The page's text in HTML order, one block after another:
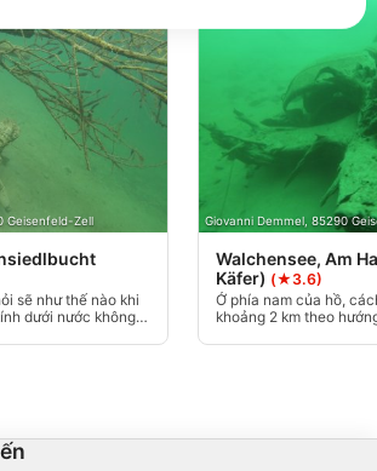
Geisenfeld-Zell
sẽ như thế nào khi
dưới nước không?
các mảnh vụn khác
Giovanni Demmel, 85290
Walchensee, Am
Käfer) (★3.6)
Ở phía nam của hồ,
khoảng 2 km theo
đậu xe lớn. Ở độ sâu 10
information on a device
to select advertising
personalised advertising
personalised
personalise content
performance